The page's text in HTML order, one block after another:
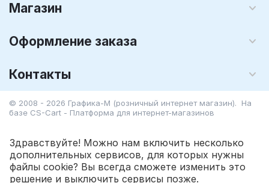
219.45 Р В корзину
Магазин
Оформление заказа
Контакты
© 2008 - 2026 Графика-М (розничный интернет магазин). На
базе CS-Cart - Платформа для интернет-магазинов
Здравствуйте! Можно нам включить несколько
дополнительных сервисов, для которых нужны
файлы cookie? Вы всегда сможете изменить это
решение и выключить сервисы позже.